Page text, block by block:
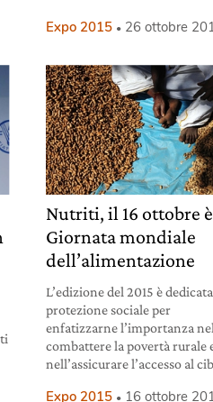
Expo 2015 26 ottobre
Nutriti, il 16 ottobre
Giornata mondiale
dell’alimentazione
L’edizione del 2015 è
protezione sociale per
enfatizzarne l’importanza nel
combattere la povertà rurale
nell’assicurare l’accesso al
Expo 2015 16 ottobre